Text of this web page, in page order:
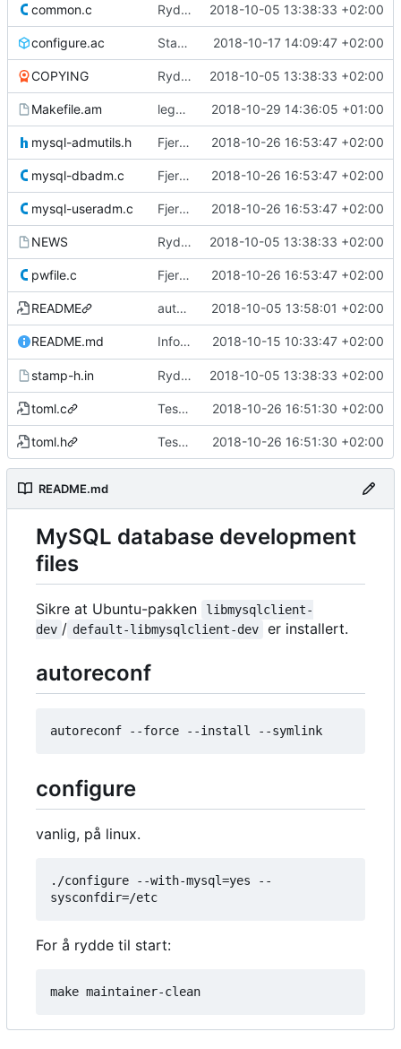
common.c Rydder 2018-10-05 13:38:33 +02:00
configure.ac Standardverdiene for mysql-lib/inc på Ubuntu 2018-10-17 14:09:47 +02:00
COPYING Rydder 2018-10-05 13:38:33 +02:00
Makefile.am legg til toml.h slik at den blir med i dist 2018-10-29 14:36:05 +01:00
mysql-admutils.h Fjerner filer som ikke lenger trengs 2018-10-26 16:53:47 +02:00
mysql-dbadm.c Fjerner filer som ikke lenger trengs 2018-10-26 16:53:47 +02:00
mysql-useradm.c Fjerner filer som ikke lenger trengs 2018-10-26 16:53:47 +02:00
NEWS Rydder 2018-10-05 13:38:33 +02:00
pwfile.c Fjerner filer som ikke lenger trengs 2018-10-26 16:53:47 +02:00
README automake vil ha README 2018-10-05 13:58:01 +02:00
README.md Info om at libmysqlclient-dev bør
2018-10-15 10:33:47 +02:00
stamp-h.in Rydder 2018-10-05 13:38:33 +02:00
toml.c Tester bruk av tomlc99 istedenfor bruk av yacc/flex/bison 2018-10-26 16:51:30 +02:00
toml.h Tester bruk av tomlc99 istedenfor bruk av yacc/flex/bison 2018-10-26 16:51:30 +02:00
README.md
MySQL database development
files
Sikre at Ubuntu-pakken
libmysqlclient-
dev / default-libmysqlclient-dev er installert.
autoreconf
configure
vanlig, på linux.
./configure --with-mysql=yes --
For å rydde til start: